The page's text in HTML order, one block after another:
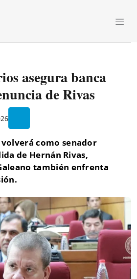
asegura banca
de Rivas
como senador
de Hernán Rivas,
también enfrenta